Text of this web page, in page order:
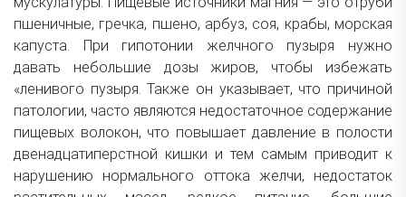
пшеничные, гречка, пшено, арбуз, соя, крабы, морская
капуста. При гипотонии желчного пузыря нужно
давать небольшие дозы жиров, чтобы избежать
«ленивого пузыря. Также он указывает, что причиной
патологии, часто являются недостаточное содержание
пищевых волокон, что повышает давление в полости
двенадцатиперстной кишки и тем самым приводит к
нарушению нормального оттока желчи, недостаток